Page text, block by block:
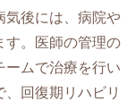
気後には、病院や
す。医師の管理の
ームで治療を行い
回復期リハビリ